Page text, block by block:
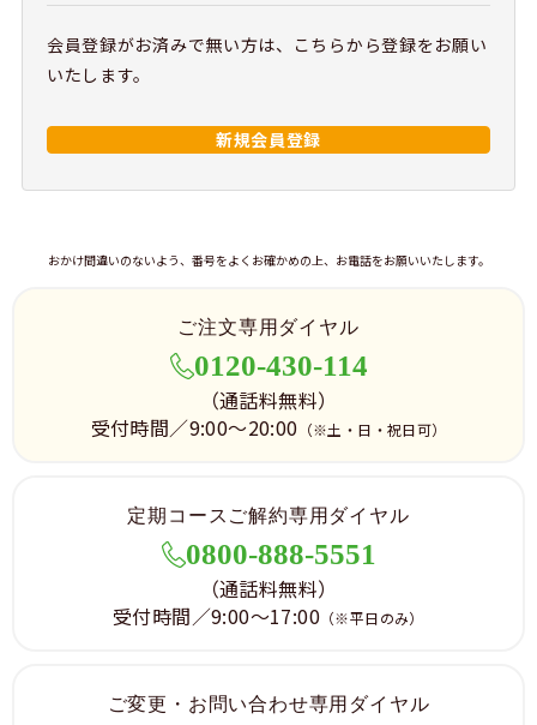
会員登録がお済みで無い方は、こちらから登録をお願い
いたします。
新規会員登録
おかけ間違いのないよう、番号をよくお確かめの上、お電話をお願いいたします。
ご注文専用ダイヤル
0120-430-114
（通話料無料）
受付時間／9:00～20:00 （※土・日・祝日可）
定期コースご解約専用ダイヤル
0800-888-5551
（通話料無料）
受付時間／9:00～17:00 （※平日のみ）
ご変更・お問い合わせ専用ダイヤル